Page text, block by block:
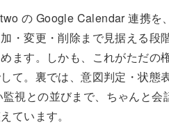
の Google Calendar 連携を
・変更・削除まで見据える段
ます。しかも、これがただの
て。裏では、意図判定・状態
視との並びまで、ちゃんと会
ています。